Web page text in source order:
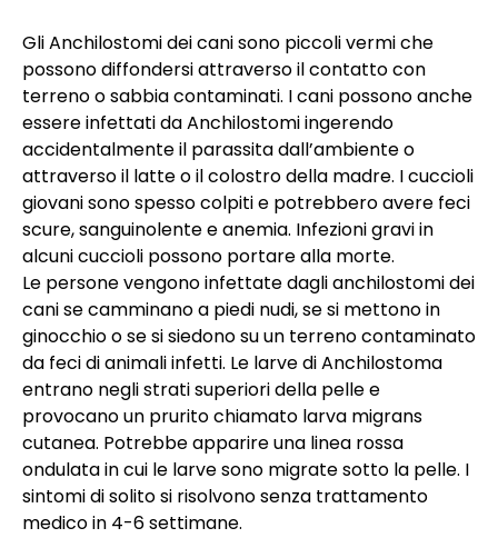
Gli Anchilostomi dei cani sono piccoli vermi che
possono diffondersi attraverso il contatto con
terreno o sabbia contaminati. I cani possono anche
essere infettati da Anchilostomi ingerendo
accidentalmente il parassita dall’ambiente o
attraverso il latte o il colostro della madre. I cuccioli
giovani sono spesso colpiti e potrebbero avere feci
scure, sanguinolente e anemia. Infezioni gravi in ​​
alcuni cuccioli possono portare alla morte.
Le persone vengono infettate dagli anchilostomi dei
cani se camminano a piedi nudi, se si mettono in
ginocchio o se si siedono su un terreno contaminato
da feci di animali infetti. Le larve di Anchilostoma
entrano negli strati superiori della pelle e
provocano un prurito chiamato larva migrans
cutanea. Potrebbe apparire una linea rossa
ondulata in cui le larve sono migrate sotto la pelle. I
sintomi di solito si risolvono senza trattamento
medico in 4-6 settimane.